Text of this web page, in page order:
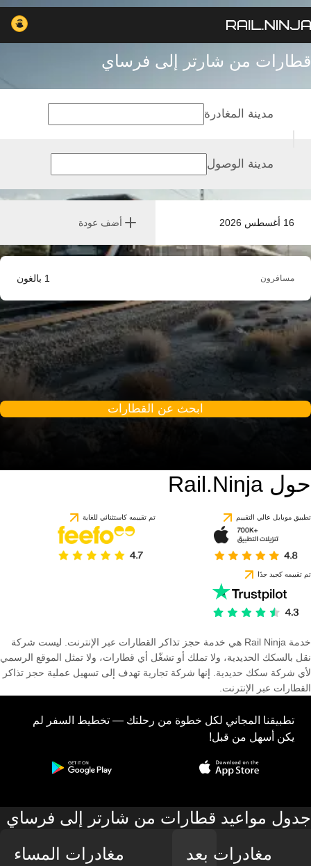
قطارات من شارتر إلى فرساي
16 أغسطس 2026 أضف عودة
مدينة المغادرة
مدينة الوصول
مسافرون 1 بالغون
ابحث عن القطارات
حول Rail.Ninja
تطبيق موبايل عالي التقييم تم تقييمه كاستثنائي للغاية
تم تقييمه كجيد جدًا
خدمة Rail Ninja هي خدمة حجز تذاكر القطارات عبر الإنترنت. ليست شركة
نقل بالسكك الحديدية، ولا تملك أو تشغّل أي قطارات، ولا تمثل الموقع الرسمي
لأي شركة سكك حديدية. إنها شركة تجارية تهدف إلى تسهيل عملية حجز تذاكر
القطارات عبر الإنترنت.
تطبيقنا المجاني لكل خطوة من رحلتك — تخطيط السفر لم
يكن أسهل من قبل!
جدول مواعيد قطارات من شارتر إلى فرساي
مغادرات المساء
مغادرات بعد
استنادًا إلى 1 تقييمًا